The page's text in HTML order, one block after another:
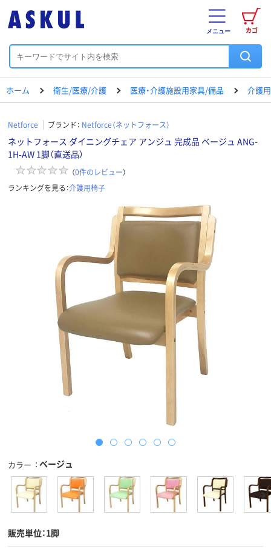
カゴ
メニュー
ホーム 衛生/医療/介護 医療・介護施設用家具/備品 介護
Netforce ブランド： Netforce（ネットフォース）
ネットフォース ダイニングチェア アンジュ 完成品 ベージュ ANG-
1H-AW 1脚（直送品）
（0件のレビュー）
ランキングを見る：介護用椅子
カラー ベージュ
販売単位：1脚